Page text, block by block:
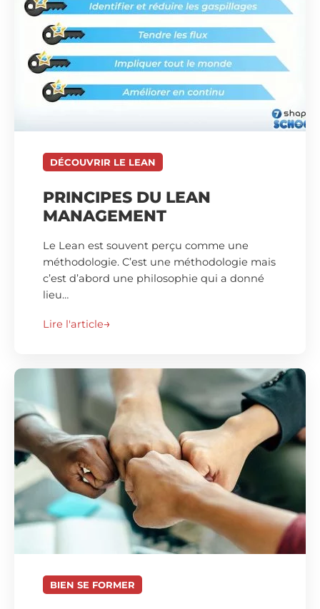
DÉCOUVRIR LE LEAN
PRINCIPES DU LEAN
MANAGEMENT
Le Lean est souvent perçu comme une
méthodologie. C’est une méthodologie mais
c’est d’abord une philosophie qui a donné
lieu…
Lire l'article
BIEN SE FORMER